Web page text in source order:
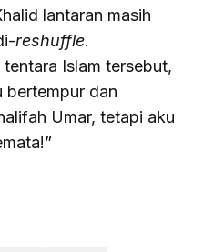
lantaran masih
reshuffle.
Islam tersebut,
bertempur dan
Umar, tetapi aku